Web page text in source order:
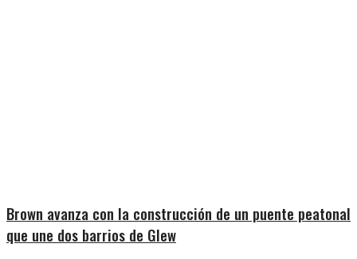
Brown avanza con la construcción de un puente peatonal
que une dos barrios de Glew